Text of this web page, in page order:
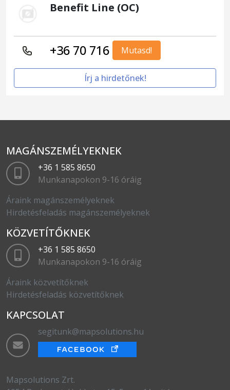
Benefit Line (OC)
+36 70 716 Mutasd!
Írj a hirdetőnek!
MAGÁNSZEMÉLYEKNEK
+36 1 585 8650
Munkanapokon 9-16 óráig
Áraink magánszemélyeknek
Hirdetésfeladás magánszemélyeknek
KÖZVETÍTŐKNEK
+36 1 585 8650
Munkanapokon 9-16 óráig
Áraink közvetítőknek
Hirdetésfeladás közvetítőknek
KAPCSOLAT
segitunk@mapsolutions.hu
Mapsolutions Zrt.